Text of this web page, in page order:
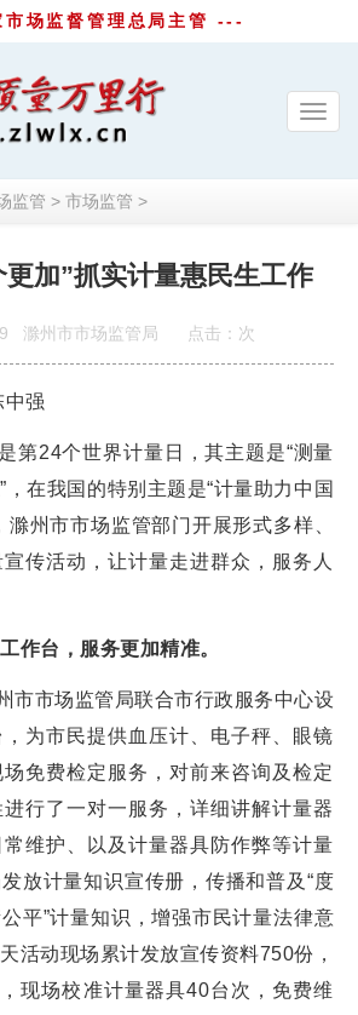
场监督管理总局主管 ---
监管 > 市场监管 >
加”抓实计量惠民生工作
滁州市市场监管局 点击： 次
强
24个世界计量日，其主题是“测量
，在我国的特别主题是“计量助力中国
滁州市市场监管部门开展形式多样、
传活动，让计量走进群众，服务人
工作台，服务更加精准。
市场监管局联合市行政服务中心设
为市民提供血压计、电子秤、眼镜
免费检定服务，对前来咨询及检定
行了一对一服务，详细讲解计量器
维护、以及计量器具防作弊等计量
放计量知识宣传册，传播和普及“度
平”计量知识，增强市民计量法律意
活动现场累计发放宣传资料750份，
现场校准计量器具40台次，免费维